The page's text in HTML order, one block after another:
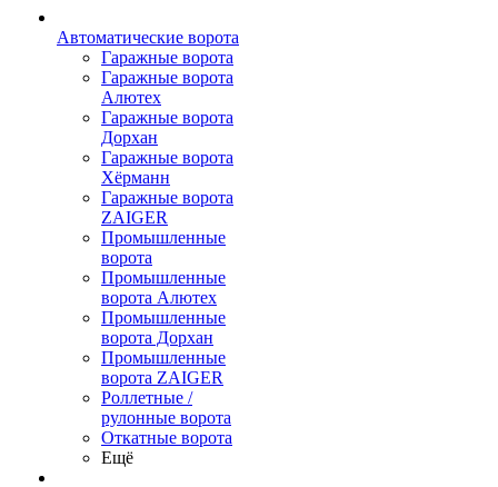
Автоматические ворота
Гаражные ворота
Гаражные ворота
Алютех
Гаражные ворота
Дорхан
Гаражные ворота
Хёрманн
Гаражные ворота
ZAIGER
Промышленные
ворота
Промышленные
ворота Алютех
Промышленные
ворота Дорхан
Промышленные
ворота ZAIGER
Роллетные /
рулонные ворота
Откатные ворота
Ещё